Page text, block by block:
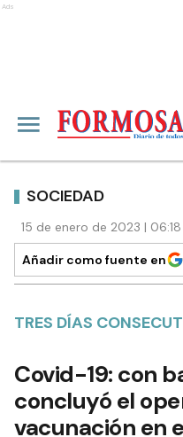
Ads
SOCIEDAD
15 de enero de 2023 |
Añadir como fuente en
TRES DÍAS
Covid-19: con
concluyó el
vacunación en